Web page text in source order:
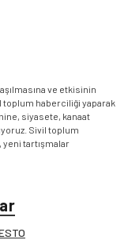
ve etkisinin
toplum haberciliği yaparak
siyasete, kanaat
Sivil toplum
yeni tartışmalar